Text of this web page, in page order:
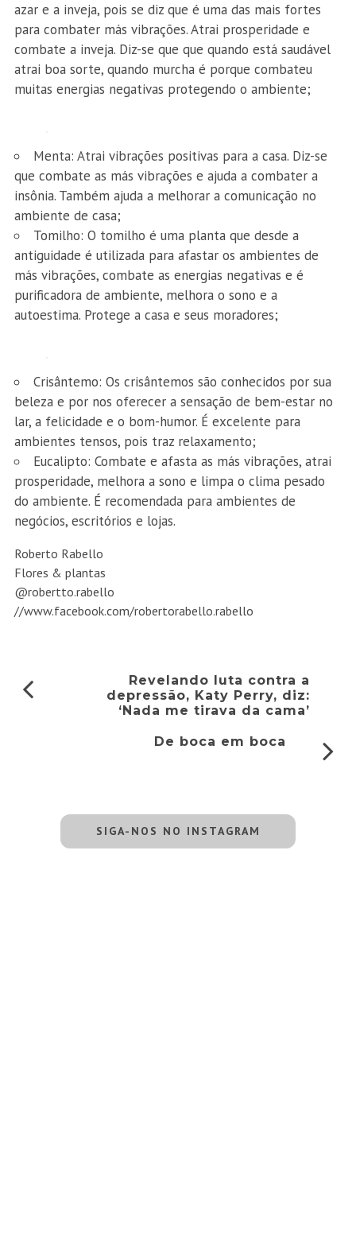
azar e a inveja, pois se diz que é uma das mais fortes
para combater más vibrações. Atrai prosperidade e
combate a inveja. Diz-se que que quando está saudável
atrai boa sorte, quando murcha é porque combateu
muitas energias negativas protegendo o ambiente;
Menta: Atrai vibrações positivas para a casa. Diz-se
que combate as más vibrações e ajuda a combater a
insônia. Também ajuda a melhorar a comunicação no
ambiente de casa;
Tomilho: O tomilho é uma planta que desde a
antiguidade é utilizada para afastar os ambientes de
más vibrações, combate as energias negativas e é
purificadora de ambiente, melhora o sono e a
autoestima. Protege a casa e seus moradores;
Crisântemo: Os crisântemos são conhecidos por sua
beleza e por nos oferecer a sensação de bem-estar no
lar, a felicidade e o bom-humor. É excelente para
ambientes tensos, pois traz relaxamento;
Eucalipto: Combate e afasta as más vibrações, atrai
prosperidade, melhora a sono e limpa o clima pesado
do ambiente. É recomendada para ambientes de
negócios, escritórios e lojas.
Roberto Rabello
Flores & plantas
@robertto.rabello
//www.facebook.com/robertorabello.rabello
Revelando luta contra a
depressão, Katy Perry, diz:
‘Nada me tirava da cama’
De boca em boca
SIGA-NOS NO INSTAGRAM